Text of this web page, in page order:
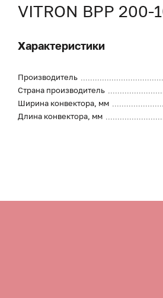
VITRON ВРР
Характеристики
Производитель
Страна производитель
Ширина конвектора, мм
Длина конвектора, мм